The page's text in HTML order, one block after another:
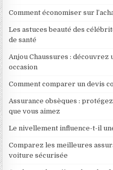
Comment économiser sur
Les astuces beauté des
de santé
Anjou Chaussures : découvrez
occasion
Comment comparer un devis
Assurance obsèques :
que vous aimez
Le nivellement influence-t-il
Comparez les meilleures
voiture sécurisée